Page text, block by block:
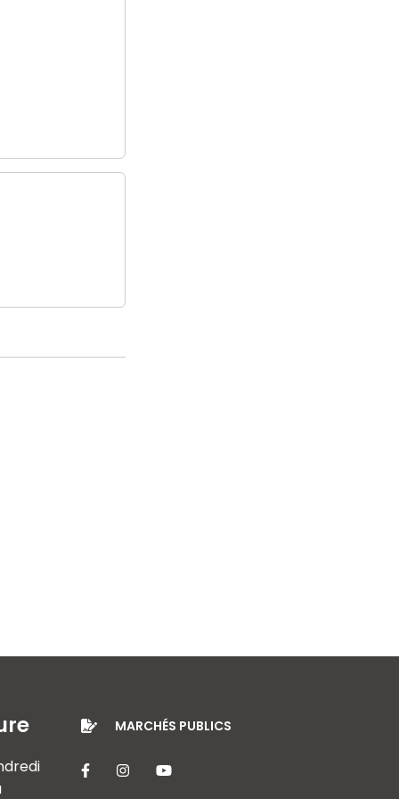
MARCHÉS PUBLICS
Lien vers le compte Facebook
Lien vers le compte Instagram
Lien vers la chaîne Youtube